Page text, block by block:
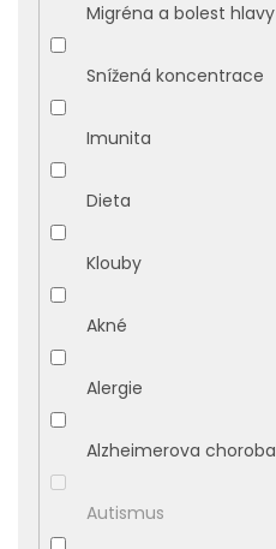
Migréna a bolest hlavy
Snížená koncentrace
Imunita
Dieta
Klouby
Akné
Alergie
Alzheimerova choroba
Autismus